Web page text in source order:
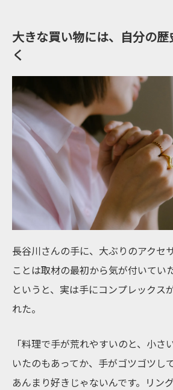
大きな買い物には、自分の
く
長谷川さんの手に、大ぶりのアクセ
ことは取材の最初から気が付いてい
というと、実は手にコンプレックス
れた。
「料理で手が荒れやすいのと、小さ
いたのもあってか、手がゴツゴツし
あんまり好きじゃないんです。リン